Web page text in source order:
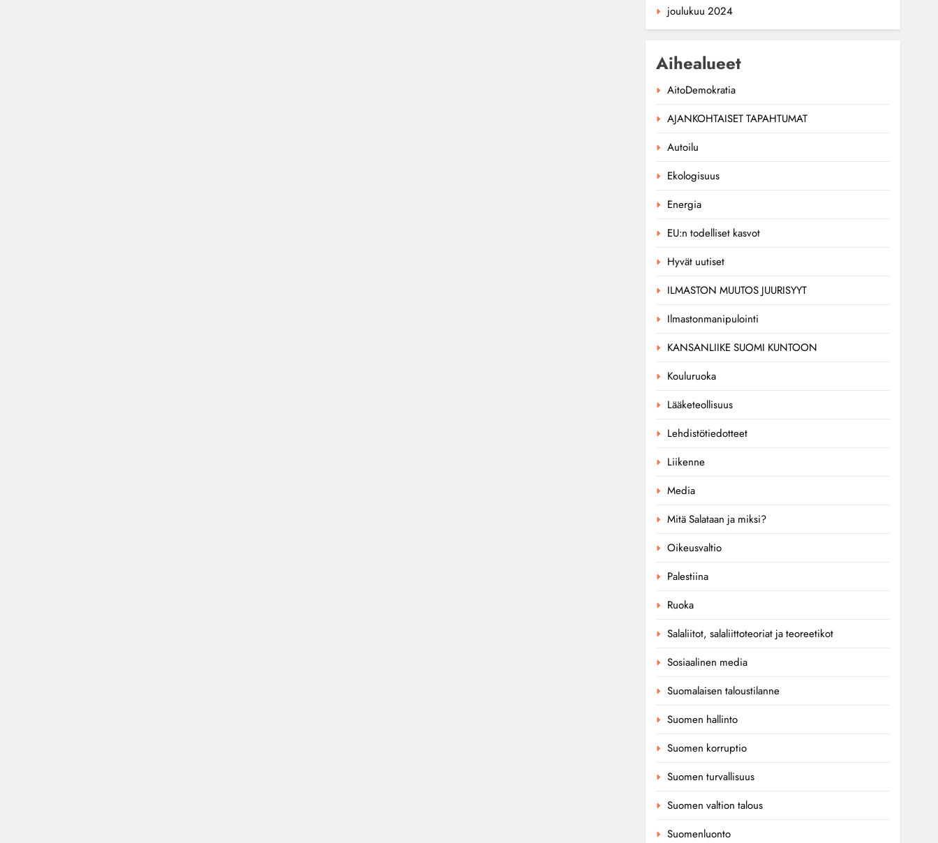
joulukuu 2024
Aihealueet
AitoDemokratia
AJANKOHTAISET TAPAHTUMAT
Autoilu
Ekologisuus
Energia
EU:n todelliset kasvot
Hyvät uutiset
ILMASTON MUUTOS JUURISYYT
Ilmastonmanipulointi
KANSANLIIKE SUOMI KUNTOON
Kouluruoka
Lääketeollisuus
Lehdistötiedotteet
Liikenne
Media
Mitä Salataan ja miksi?
Oikeusvaltio
Palestiina
Ruoka
Salaliitot, salaliittoteoriat ja teoreetikot
Sosiaalinen media
Suomalaisen taloustilanne
Suomen hallinto
Suomen korruptio
Suomen turvallisuus
Suomen valtion talous
Suomenluonto